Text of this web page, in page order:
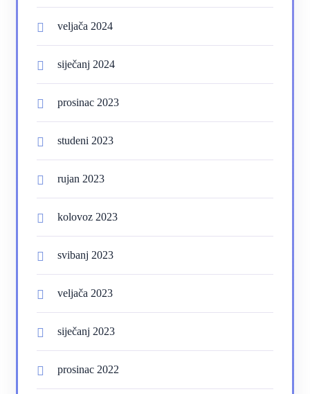
veljača 2024
siječanj 2024
prosinac 2023
studeni 2023
rujan 2023
kolovoz 2023
svibanj 2023
veljača 2023
siječanj 2023
prosinac 2022